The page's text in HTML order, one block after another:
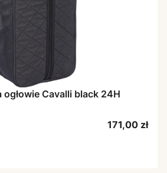
HARRY'S torba na ogłowie Cavalli black 24H
Cena
171,00 zł